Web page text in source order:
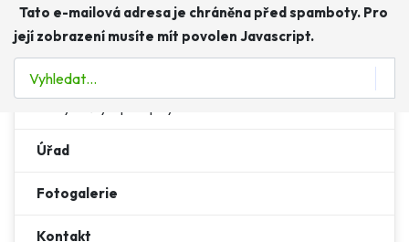
Tato e-mailová adresa je chráněna před spamboty. Pro
její zobrazení musíte mít povolen Javascript.
Usnesení zastupitelstva
Hospodaření obce
Úřad
Fotogalerie
Kontakt